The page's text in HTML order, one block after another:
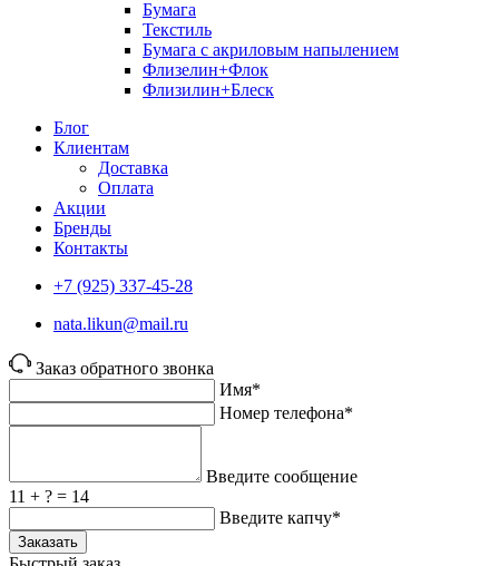
Бумага
Текстиль
Бумага с акриловым напылением
Флизелин+Флок
Флизилин+Блеск
Блог
Клиентам
Доставка
Оплата
Акции
Бренды
Контакты
+7 (925) 337-45-28
nata.likun@mail.ru
Заказ обратного звонка
Имя*
Номер телефона*
Введите сообщение
11 + ? = 14
Введите капчу*
Заказать